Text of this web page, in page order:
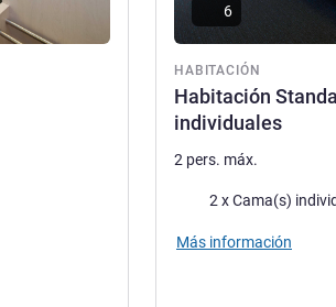
HABITACIÓN
Habitación
individuales
6
2 pers. máx.
Ropa de cama
2 x Cama(s)
Más información